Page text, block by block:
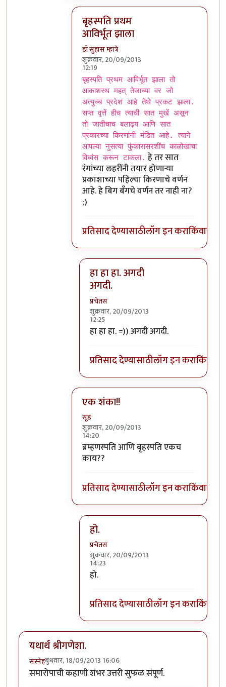
बृहस्पति प्रथम
आविर्भूत झाला
डॉ सुहास म्हात्रे
शुक्रवार, 20/09/2013
12:19
In reply toगजमुख आहे/नाही असा संदर्भ कै
बृहस्पति प्रथम आविर्भूत झाला तो
आकाशस्थ महत् तेजाच्या वर जो
अत्युच्च प्रदेश आहे तेथे प्रकट झाला.
सप्त वृत्तें हीच त्याची सात मुखें असून
तो जातीचाच बलाढ्य आणि सात
प्रकारच्या किरणांनी मंडित आहे. त्याने
आपल्या नुसत्या फुंकारासरशींच काळोखाचा
विध्वंस करून टाकला. हे तर सात
रंगांच्या लहरींनी तयार होणार्‍या
प्रकाशाच्या पहिल्या किरणाचे वर्णन
आहे. हे बिग बँगचे वर्णन तर नाही ना?
;)
प्रतिसाद देण्यासाठीलॉग इन कराकिंवा
हा हा हा. अगदी
अगदी.
प्रचेतस
शुक्रवार, 20/09/2013
12:25
In reply toबृहस्पति प्रथम आविर्भूत झाला
हा हा हा. =)) अगदी अगदी.
प्रतिसाद देण्यासाठीलॉग इन कराकिंवा
एक शंका!!
सूड
शुक्रवार, 20/09/2013
14:20
In reply toगजमुख आहे/नाही असा संदर्भ कै
ब्रम्हणस्पति आणि बृहस्पति एकच
काय??
प्रतिसाद देण्यासाठीलॉग इन कराकिंवा
हो.
प्रचेतस
शुक्रवार, 20/09/2013
14:23
In reply to
हो.
प्रतिसाद देण्यासाठीलॉग इन कराकिंवा
यथार्थ श्रीगणेशा.
सस्नेहबुधवार, 18/09/2013 16:06
समारोपाची कहाणी शंभर उत्तरी सुफळ संपूर्ण.